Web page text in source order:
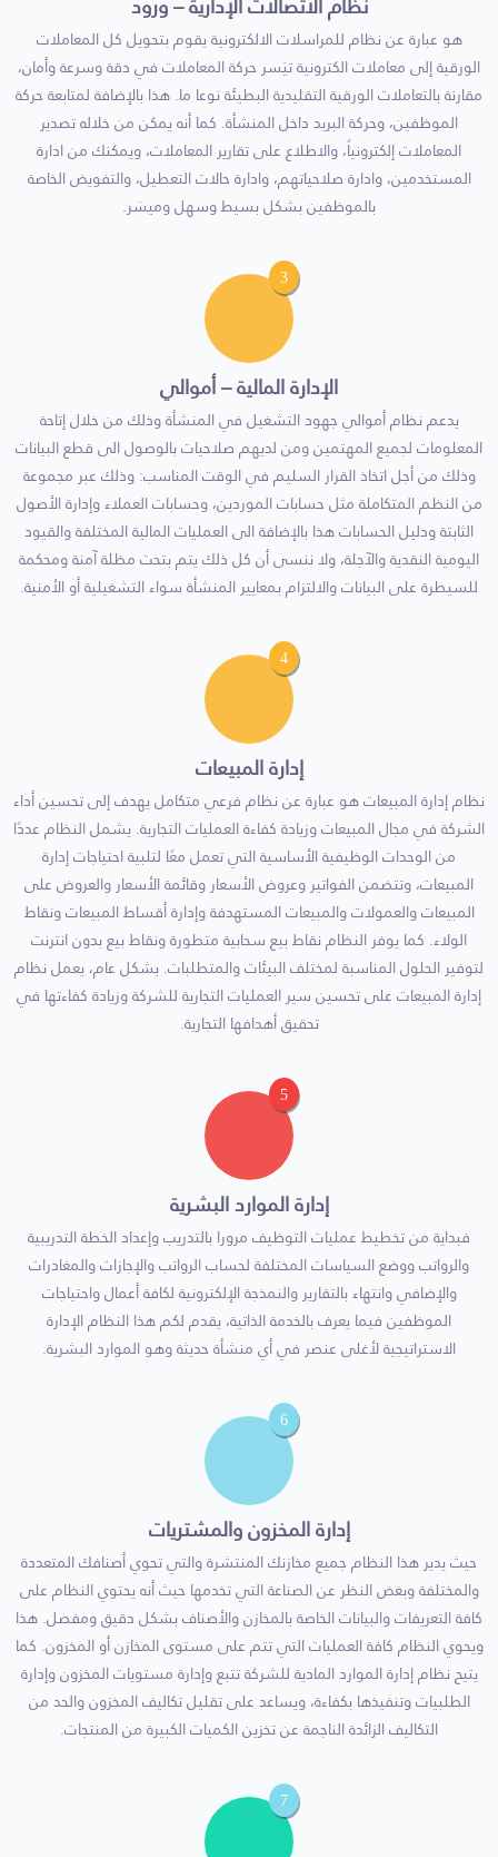
هو عبارة عن نظام للمراسلات الالكترونية يقوم بتحويل كل المعاملات
الورقية إلى معاملات الكترونية تيَسر حركة المعاملات في دقة وسرعة وأمان،
مقارنة بالتعاملات الورقية التقليدية البطيئة نوعا ما. هذا بالإضافة لمتابعة حركة
الموظفين، وحركة البريد داخل المنشأة. كما أنه يمكن من خلاله تصدير
المعاملات إلكترونياً، والاطلاع على تقارير المعاملات، ويمكنك من ادارة
المستخدمين، وادارة صلاحياتهم، وادارة حالات التعطيل، والتفويض الخاصة
بالموظفين بشكل بسيط وسهل وميسَر.
3
الإدارة المالية – أموالي
يدعم نظام أموالي جهود التشغيل في المنشأة وذلك من خلال إتاحة
المعلومات لجميع المهتمين ومن لديهم صلاحيات بالوصول الى قطع البيانات
وذلك من أجل اتخاذ القرار السليم في الوقت المناسب: وذلك عبر مجموعة
من النظم المتكاملة مثل حسابات الموردين، وحسابات العملاء وإدارة الأصول
الثابتة ودليل الحسابات هذا بالإضافة الى العمليات المالية المختلفة والقيود
اليومية النقدية والآجلة، ولا ننسى أن كل ذلك يتم بتحت مظلة آمنة ومحكمة
للسيطرة على البيانات والالتزام بمعايير المنشأة سواء التشغيلية أو الأمنية.
4
إدارة المبيعات
نظام إدارة المبيعات هو عبارة عن نظام فرعي متكامل يهدف إلى تحسين أداء
الشركة في مجال المبيعات وزيادة كفاءة العمليات التجارية. يشمل النظام عددًا
من الوحدات الوظيفية الأساسية التي تعمل معًا لتلبية احتياجات إدارة
المبيعات، وتتضمن الفواتير وعروض الأسعار وقائمة الأسعار والعروض على
المبيعات والعمولات والمبيعات المستهدفة وإدارة أقساط المبيعات ونقاط
الولاء. كما يوفر النظام نقاط بيع سحابية متطورة ونقاط بيع بدون انترنت
لتوفير الحلول المناسبة لمختلف البيئات والمتطلبات. بشكل عام، يعمل نظام
إدارة المبيعات على تحسين سير العمليات التجارية للشركة وزيادة كفاءتها في
تحقيق أهدافها التجارية.
5
إدارة الموارد البشرية
فبداية من تخطيط عمليات التوظيف مرورا بالتدريب وإعداد الخطة التدريبية
والرواتب ووضع السياسات المختلفة لحساب الرواتب والإجازات والمغادرات
والإضافي وانتهاء بالتقارير والنمذجة الإلكترونية لكافة أعمال واحتياجات
الموظفين فيما يعرف بالخدمة الذاتية، يقدم لكم هذا النظام الإدارة
الاستراتيجية لأغلى عنصر في أي منشأة حديثة وهو الموارد البشرية.
6
إدارة المخزون والمشتريات
حيث يدير هذا النظام جميع مخازنك المنتشرة والتي تحوي أصنافك المتعددة
والمختلفة وبغض النظر عن الصناعة التي تخدمها حيث أنه يحتوي النظام على
كافة التعريفات والبيانات الخاصة بالمخازن والأصناف بشكل دقيق ومفصل. هذا
ويحوي النظام كافة العمليات التي تتم على مستوى المخازن أو المخزون. كما
يتيح نظام إدارة الموارد المادية للشركة تتبع وإدارة مستويات المخزون وإدارة
الطلبيات وتنفيذها بكفاءة، ويساعد على تقليل تكاليف المخزون والحد من
التكاليف الزائدة الناجمة عن تخزين الكميات الكبيرة من المنتجات.
7